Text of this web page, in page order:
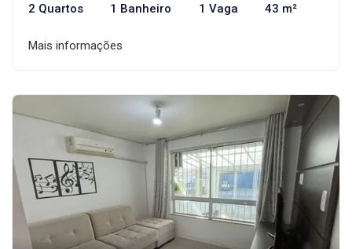
2 Quartos 1 Banheiro 1 Vaga 43 m²
Mais informações